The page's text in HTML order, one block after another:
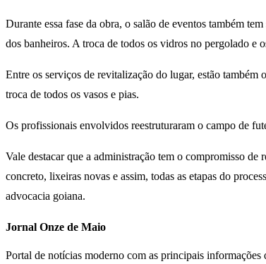
Durante essa fase da obra, o salão de eventos também
dos banheiros. A troca de todos os vidros no pergolado e
Entre os serviços de revitalização do lugar, estão
troca de todos os vasos e pias.
Os profissionais envolvidos reestruturaram o campo de
Vale destacar que a administração tem o compromisso
concreto, lixeiras novas e assim, todas as etapas do
advocacia goiana.
Jornal Onze de Maio
Portal de notícias moderno com as principais